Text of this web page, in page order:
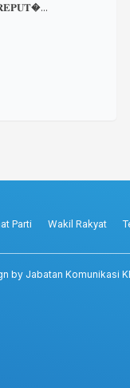
Parti Wakil Rakyat
by Jabatan Komunikasi